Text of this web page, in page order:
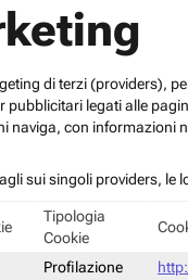
di terzi (providers),
legati alle
naviga, con
sui singoli providers, le
Tipologia
Cookie
Profilazione